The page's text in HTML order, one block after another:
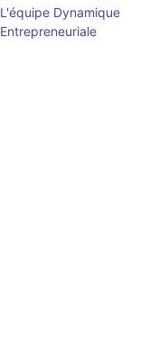
L'équipe Dynamique
Entrepreneuriale